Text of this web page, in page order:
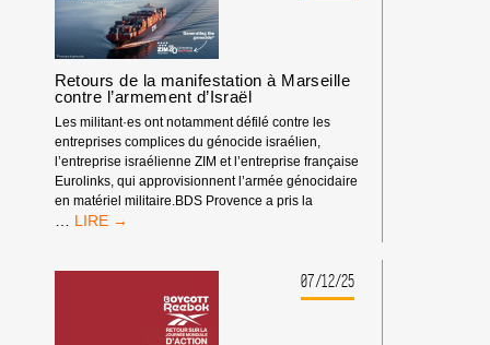
Retours de la manifestation à Marseille
contre l’armement d’Israël
Les militant·es ont notamment défilé contre les
entreprises complices du génocide israélien,
l’entreprise israélienne ZIM et l’entreprise française
Eurolinks, qui approvisionnent l’armée génocidaire
en matériel militaire.BDS Provence a pris la
… RETOURS
07/12/25